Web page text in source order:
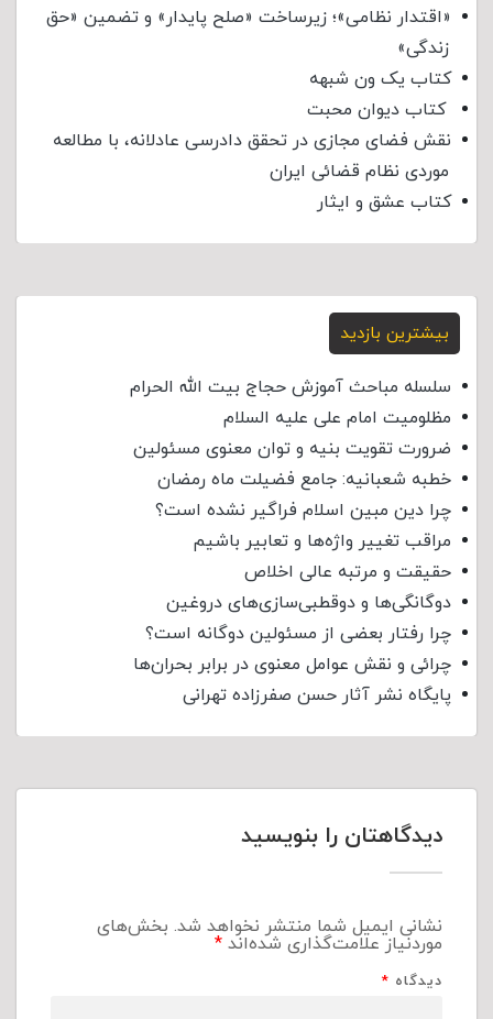
«اقتدار نظامی»؛ زیرساخت «صلح پایدار» و تضمین «حق
زندگی»
کتاب یک ون شبهه
کتاب دیوان محبت
نقش فضای مجازی در تحقق دادرسی عادلانه، با مطالعه
موردی نظام قضائی ایران
کتاب عشق و ایثار
بیشترین بازدید
سلسله مباحث آموزش حجاج بیت الله الحرام
مظلومیت امام علی علیه السلام
ضرورت تقویت بنیه و توان معنوی مسئولین
خطبه شعبانیه: جامع فضیلت ماه رمضان
چرا دین مبین اسلام فراگیر نشده است؟
مراقب تغییر واژه‌ها و تعابیر باشیم
حقیقت و مرتبه عالی اخلاص
دوگانگی‌ها و دوقطبی‌سازی‌های دروغین
چرا رفتار بعضی از مسئولین دوگانه است؟
چرائی و نقش عوامل معنوی در برابر بحران‌ها
پایگاه نشر آثار حسن صفرزاده تهرانی
دیدگاهتان را بنویسید
نشانی ایمیل شما منتشر نخواهد شد. بخش‌های
موردنیاز علامت‌گذاری شده‌اند*
دیدگاه *